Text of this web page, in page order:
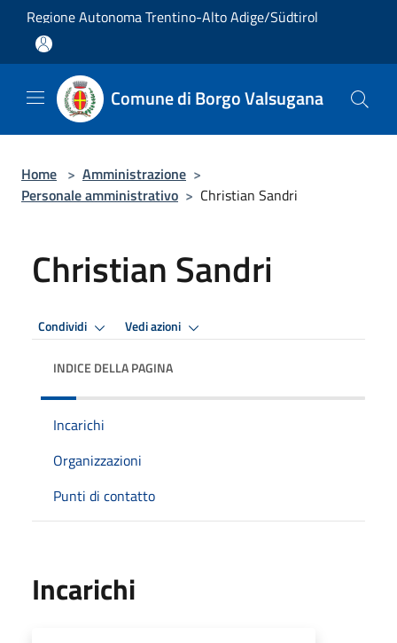
Salta al contenuto principale
Regione Autonoma Trentino-Alto Adige/Südtirol
Comune di Borgo Valsugana
Home > Amministrazione >
Personale amministrativo > Christian Sandri
Christian Sandri
Condividi Vedi azioni
INDICE DELLA PAGINA
Incarichi
Organizzazioni
Punti di contatto
Incarichi